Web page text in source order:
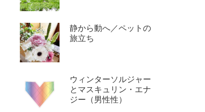
静から動へ／ペットの
旅立ち
ウィンターソルジャー
とマスキュリン・エナ
ジー（男性性）